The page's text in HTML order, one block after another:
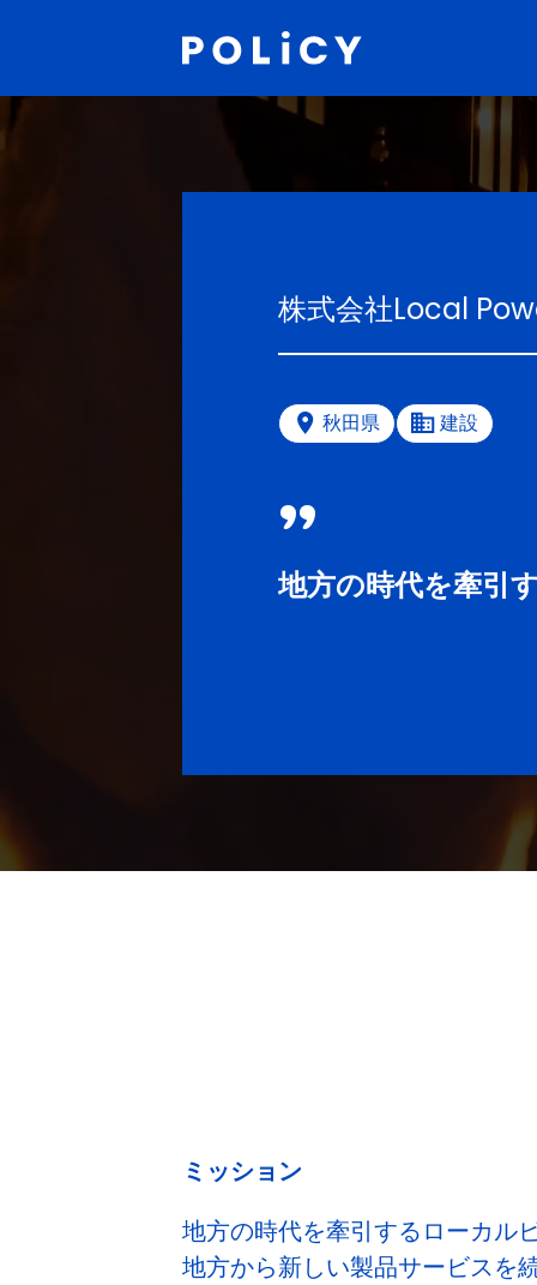
株式会社Local
秋田県 建設
地方の時代を牽引
ミッション
地方の時代を牽引するローカル
地方から新しい製品サービスを